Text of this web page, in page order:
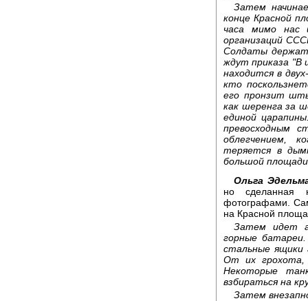
Затем
конце Красной
часа мимо нас
организаций
Солдаты
ждут приказа "В
находится в
кто
его пронзит
как шеренга за
единой
превосходным
облегчением,
теряется в
большой
Ольга
но сделанная
фотографами.
на Красной
Затем идет
горные
стальные ящики
От их грохота,
Некоторые
взбираться на
Затем